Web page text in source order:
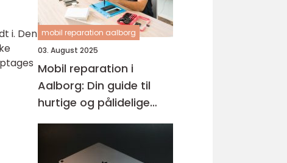
i. Den mobil reparation aalborg
03. August 2025
Mobil reparation i
Aalborg: Din guide til
hurtige og pålidelige
løsninger